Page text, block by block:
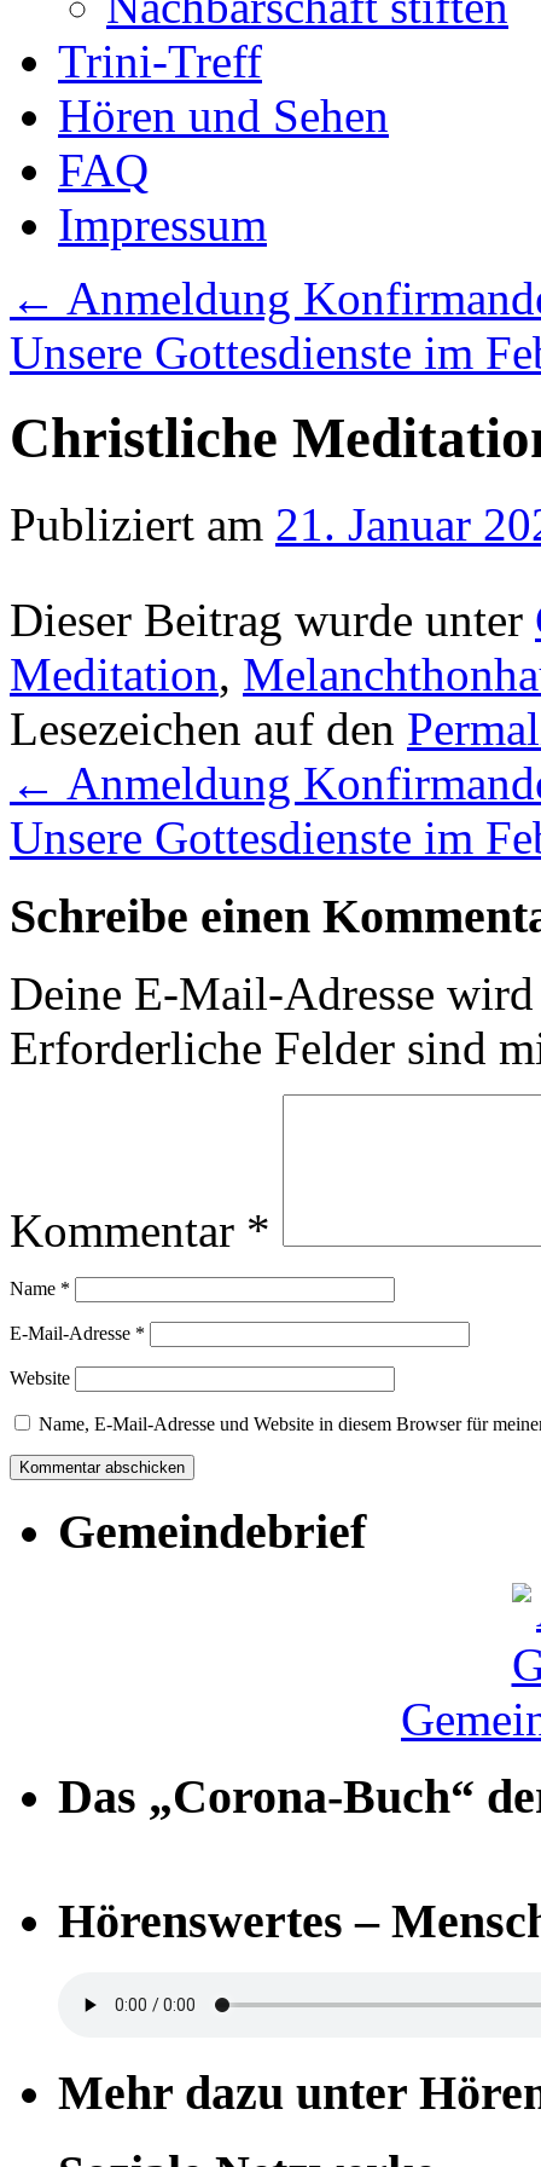
Trini-Treff
Hören und Sehen
FAQ
Impressum
← Anmeldung
Unsere Gottesdienste im
Christliche
Publiziert am 21. Januar
Dieser Beitrag wurde unter
Meditation,
Lesezeichen auf den
← Anmeldung
Unsere Gottesdienste im
Schreibe einen
Deine E-Mail-Adresse
Erforderliche Felder sind
Kommentar *
Name *
E-Mail-Adresse *
Website
Name, E-Mail-Adresse und Website in diesem Browser für
Gemeindebrief
Das „Corona-Buch“
Hörenswertes –
Mehr dazu unter